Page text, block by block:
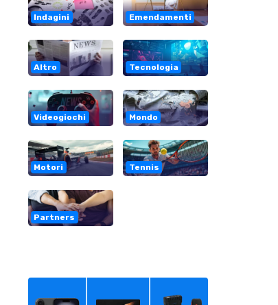
Indagini Emendamenti
Altro Tecnologia
Videogiochi Mondo
Motori Tennis
Partners